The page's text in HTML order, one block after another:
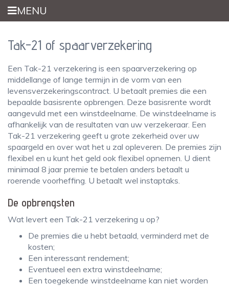
Overslaan
en
de
inhoud
MENU
Tak-21 of spaarverzekering
Een Tak-21 verzekering is een spaarverzekering op
middellange of lange termijn in de vorm van een
levensverzekeringscontract. U betaalt premies die een
bepaalde basisrente opbrengen. Deze basisrente wordt
aangevuld met een winstdeelname. De winstdeelname is
afhankelijk van de resultaten van uw verzekeraar. Een
Tak-21 verzekering geeft u grote zekerheid over uw
spaargeld en over wat het u zal opleveren. De premies zijn
flexibel en u kunt het geld ook flexibel opnemen. U dient
minimaal 8 jaar premie te betalen anders betaalt u
roerende voorheffing. U betaalt wel instaptaks.
De opbrengsten
Wat levert een Tak-21 verzekering u op?
De premies die u hebt betaald, verminderd met de
kosten;
Een interessant rendement;
Eventueel een extra winstdeelname;
Een toegekende winstdeelname kan niet worden